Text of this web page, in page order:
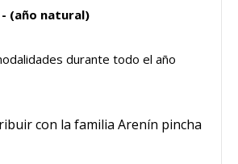
- (año natural)
durante todo el año
con la familia Arenín pincha